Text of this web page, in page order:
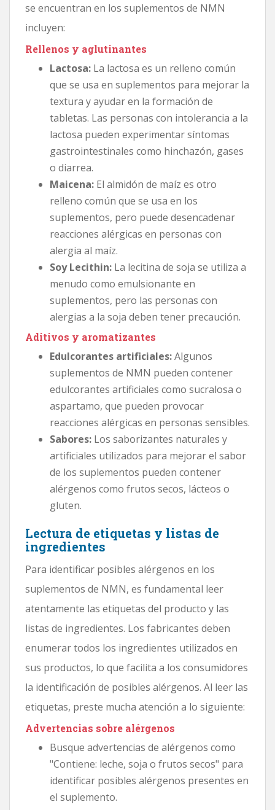
se encuentran en los suplementos de NMN
incluyen:
Rellenos y aglutinantes
Lactosa: La lactosa es un relleno común
que se usa en suplementos para mejorar la
textura y ayudar en la formación de
tabletas. Las personas con intolerancia a la
lactosa pueden experimentar síntomas
gastrointestinales como hinchazón, gases
o diarrea.
Maicena: El almidón de maíz es otro
relleno común que se usa en los
suplementos, pero puede desencadenar
reacciones alérgicas en personas con
alergia al maíz.
Soy Lecithin: La lecitina de soja se utiliza a
menudo como emulsionante en
suplementos, pero las personas con
alergias a la soja deben tener precaución.
Aditivos y aromatizantes
Edulcorantes artificiales:Algunos
suplementos de NMN pueden contener
edulcorantes artificiales como sucralosa o
aspartamo, que pueden provocar
reacciones alérgicas en personas sensibles.
Sabores: Los saborizantes naturales y
artificiales utilizados para mejorar el sabor
de los suplementos pueden contener
alérgenos como frutos secos, lácteos o
gluten.
Lectura de etiquetas y listas de
ingredientes
Para identificar posibles alérgenos en los
suplementos de NMN, es fundamental leer
atentamente las etiquetas del producto y las
listas de ingredientes. Los fabricantes deben
enumerar todos los ingredientes utilizados en
sus productos, lo que facilita a los consumidores
la identificación de posibles alérgenos. Al leer las
etiquetas, preste mucha atención a lo siguiente:
Advertencias sobre alérgenos
Busque advertencias de alérgenos como
"Contiene: leche, soja o frutos secos" para
identificar posibles alérgenos presentes en
el suplemento.